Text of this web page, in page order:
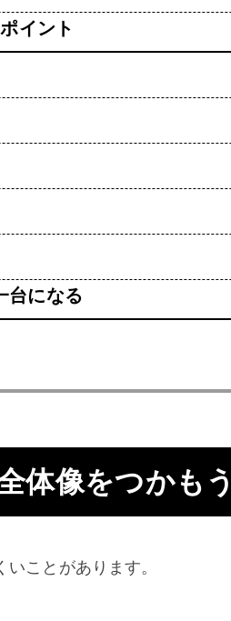
イント
台になる
体像をつかもう
ことがあります。